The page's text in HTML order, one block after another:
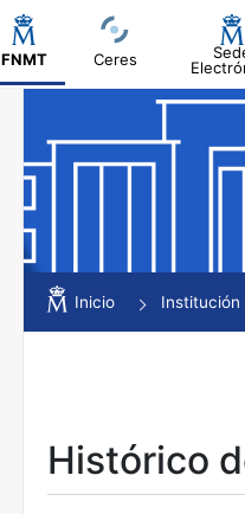
FNMT Ceres
Mostrar/Ocultar
Mostrar/Ocultar
Mostrar/Ocultar
Inicio Institución
Histórico